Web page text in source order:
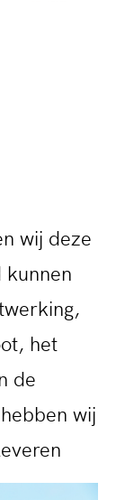
wij deze
kunnen
het
de
wij